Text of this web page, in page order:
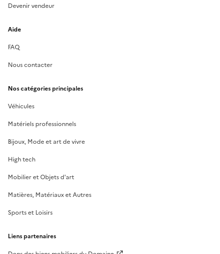
Devenir vendeur
Aide
FAQ
Nous contacter
Nos catégories principales
Véhicules
Matériels professionnels
Bijoux, Mode et art de vivre
High tech
Mobilier et Objets d'art
Matières, Matériaux et Autres
Sports et Loisirs
Liens partenaires